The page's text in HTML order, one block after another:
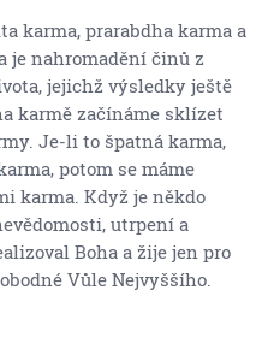
karma, prarabdha karma a
je nahromadění činů z
jejichž výsledky ještě
karmě začínáme sklízet
Je-li to špatná karma,
potom se máme
karma. Když je někdo
utrpení a
Boha a žije jen pro
Vůle Nejvyššího.